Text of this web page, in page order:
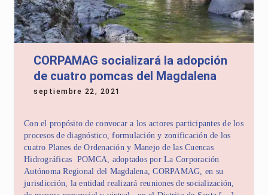
CORPAMAG socializará la adopción
de cuatro pomcas del Magdalena
septiembre 22, 2021
Con el propósito de convocar a los actores participantes de los
procesos de diagnóstico, formulación y zonificación de los
cuatro Planes de Ordenación y Manejo de las Cuencas
Hidrográficas POMCA, adoptados por La Corporación
Autónoma Regional del Magdalena, CORPAMAG, en su
jurisdicción, la entidad realizará reuniones de socialización,